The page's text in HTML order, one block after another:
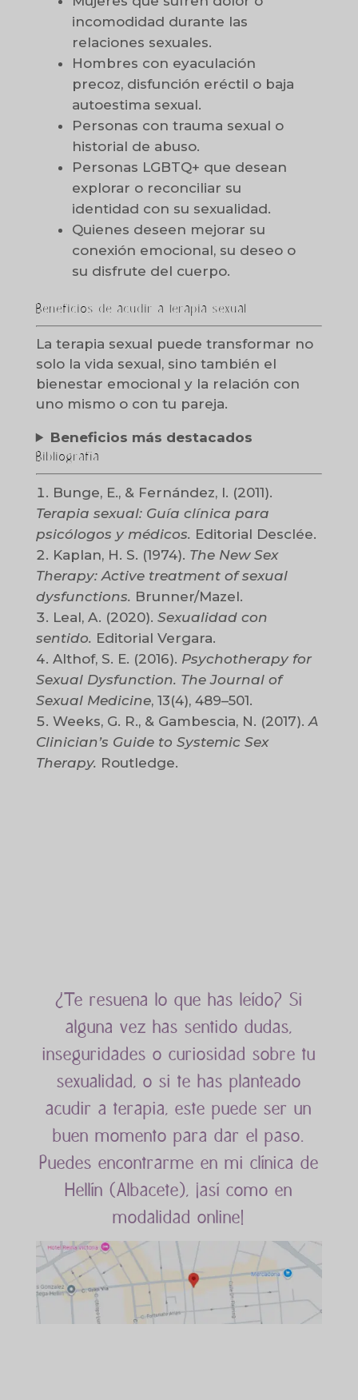
incomodidad durante las
relaciones sexuales.
Hombres con eyaculación
precoz, disfunción eréctil o baja
autoestima sexual.
Personas con trauma sexual o
historial de abuso.
Personas LGBTQ+ que desean
explorar o reconciliar su
identidad con su sexualidad.
Quienes deseen mejorar su
conexión emocional, su deseo o
su disfrute del cuerpo.
Beneficios de acudir a terapia sexual
La terapia sexual puede transformar no
solo la vida sexual, sino también el
bienestar emocional y la relación con
uno mismo o con tu pareja.
Beneficios más destacados
Bibliografía
Bunge, E., & Fernández, I. (2011).
Terapia sexual: Guía clínica para
psicólogos y médicos. Editorial Desclée.
Kaplan, H. S. (1974). The New Sex
Therapy: Active treatment of sexual
dysfunctions. Brunner/Mazel.
Leal, A. (2020). Sexualidad con
sentido. Editorial Vergara.
Althof, S. E. (2016). Psychotherapy for
Sexual Dysfunction. The Journal of
Sexual Medicine, 13(4), 489–501.
Weeks, G. R., & Gambescia, N. (2017). A
Clinician’s Guide to Systemic Sex
Therapy. Routledge.
¿Te resuena lo que has leído? Si
alguna vez has sentido dudas,
inseguridades o curiosidad sobre tu
sexualidad, o si te has planteado
acudir a terapia, este puede ser un
buen momento para dar el paso.
Puedes encontrarme en mi clínica de
Hellín (Albacete), ¡así como en
modalidad online!